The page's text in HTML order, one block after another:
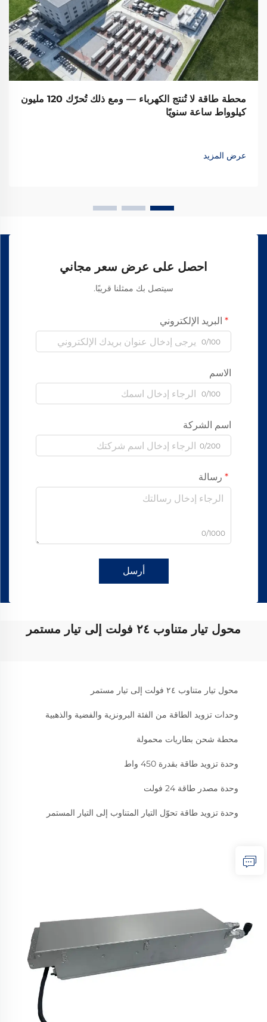
محطة طاقة لا تُنتج الكهرباء — ومع ذلك تُحرّك 120 مليون
كيلوواط ساعة سنويًا
عرض المزيد
احصل على عرض سعر مجاني
سيتصل بك ممثلنا قريبًا.
البريد الإلكتروني
0/100
الاسم
0/100
اسم الشركة
0/200
رسالة
0/1000
أرسل
محول تيار متناوب ٢٤ فولت إلى تيار مستمر
محول تيار متناوب ٢٤ فولت إلى تيار مستمر
وحدات تزويد الطاقة من الفئة البرونزية والفضية والذهبية
محطة شحن بطاريات محمولة
وحدة تزويد طاقة بقدرة 450 واط
وحدة مصدر طاقة 24 فولت
وحدة تزويد طاقة تحوّل التيار المتناوب إلى التيار المستمر